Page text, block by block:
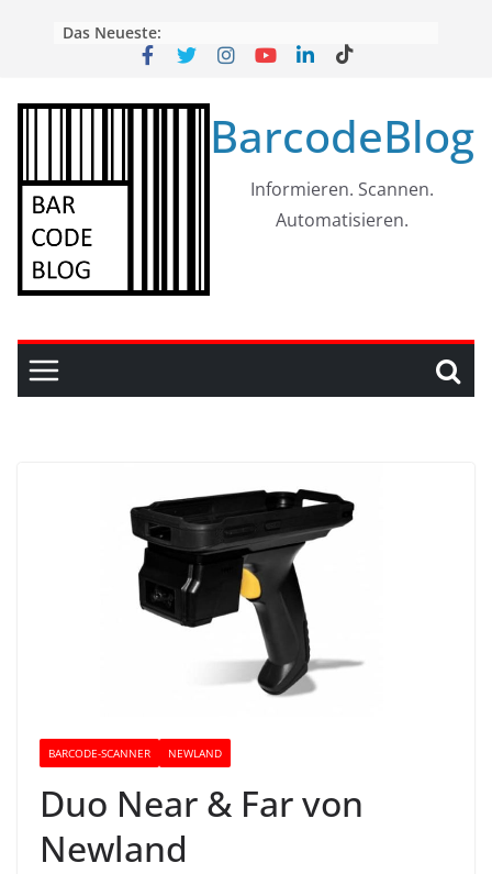
Das Neueste:
BarcodeBlog
Informieren. Scannen.
Automatisieren.
BARCODE-SCANNER NEWLAND
Duo Near & Far von
Newland